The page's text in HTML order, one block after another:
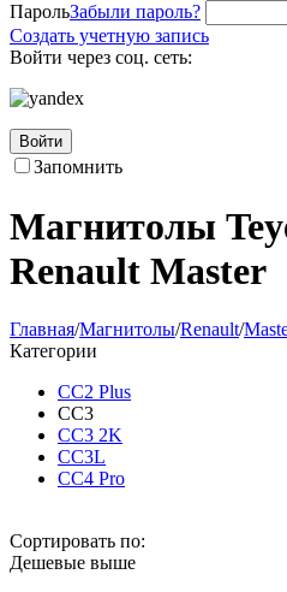
ПарольЗабыли пароль?
Создать учетную запись
Войти через соц. сеть:
Войти
Запомнить
Магнитолы
Renault Master
Главная/Магнитолы/Renault/
Категории
CC2 Plus
CC3
CC3 2K
CC3L
CC4 Pro
Сортировать по:
Дешевые выше